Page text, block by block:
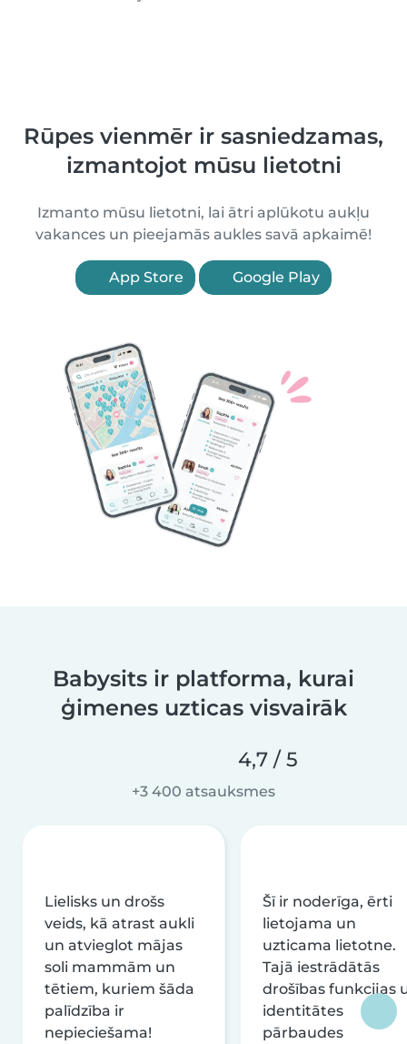
Rūpes vienmēr ir sasniedzamas,
izmantojot mūsu lietotni
Izmanto mūsu lietotni, lai ātri aplūkotu aukļu
vakances un pieejamās aukles savā apkaimē!
App Store Google Play
Babysits ir platforma, kurai
ģimenes uzticas visvairāk
4,7 / 5
+3 400 atsauksmes
Lielisks un drošs
veids, kā atrast aukli
un atvieglot mājas
soli mammām un
tētiem, kuriem šāda
palīdzība ir
nepieciešama!
Šī ir noderīga, ērti
lietojama un
uzticama lietotne.
Tajā iestrādātās
drošības funkcijas
identitātes
pārbaudes